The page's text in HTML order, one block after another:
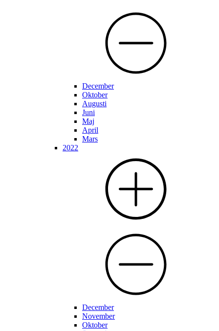
December
Oktober
Augusti
Juni
Maj
April
Mars
2022
December
November
Oktober